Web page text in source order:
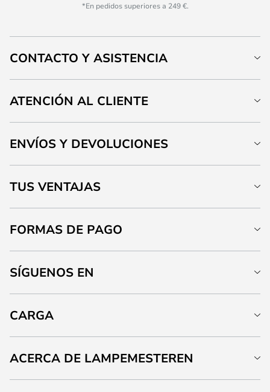
*En pedidos superiores a 249 €.
CONTACTO Y ASISTENCIA
ATENCIÓN AL CLIENTE
ENVÍOS Y DEVOLUCIONES
TUS VENTAJAS
FORMAS DE PAGO
SÍGUENOS EN
CARGA
ACERCA DE LAMPEMESTEREN